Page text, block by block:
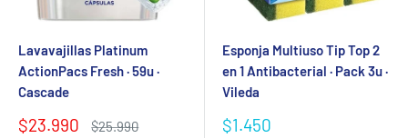
Lavavajillas Platinum
ActionPacs Fresh · 59u ·
Cascade
Precio
$23.990
Precio
$25.990
Esponja Multiuso Tip Top 2
en 1 Antibacterial · Pack 3u ·
Vileda
Precio
$1.450